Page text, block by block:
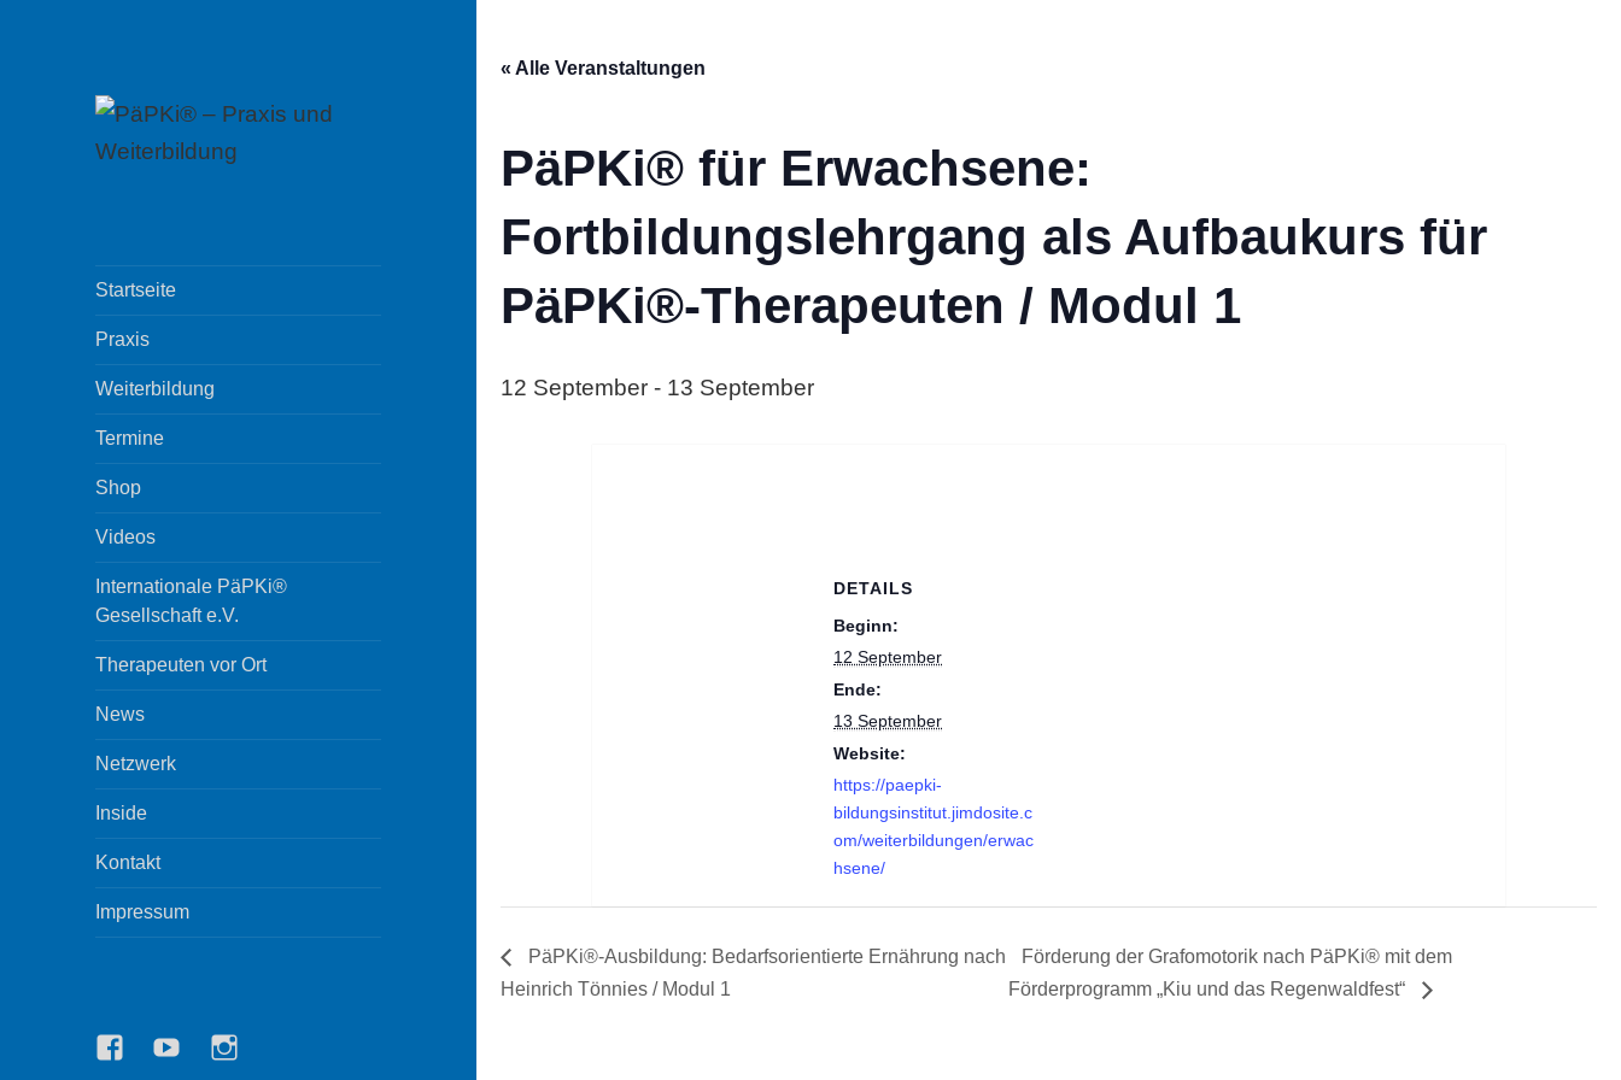
Weiterbildung
Startseite
Praxis
Weiterbildung
Termine
Shop
Videos
Internationale PäPKi®
Gesellschaft e.V.
Therapeuten vor Ort
News
Netzwerk
Inside
Kontakt
Impressum
FacebookYouTubeInstagram
« Alle Veranstaltungen
PäPKi® für Erwachsene:
Fortbildungslehrgang als Aufbaukurs für
PäPKi®-Therapeuten / Modul 1
12 September - 13 September
DETAILS
Beginn:
12 September
Ende:
13 September
Website:
https://paepki-
bildungsinstitut.jimdosite.c
om/weiterbildungen/erwac
hsene/
PäPKi®-Ausbildung: Bedarfsorientierte Ernährung nach
Heinrich Tönnies / Modul 1
Förderung der Grafomotorik nach PäPKi® mit dem
Förderprogramm „Kiu und das Regenwaldfest“